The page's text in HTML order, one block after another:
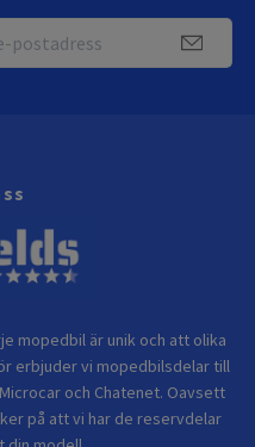
mopedbil är unik och att olika
erbjuder vi mopedbilsdelar till
och Chatenet. Oavsett
på att vi har de reservdelar